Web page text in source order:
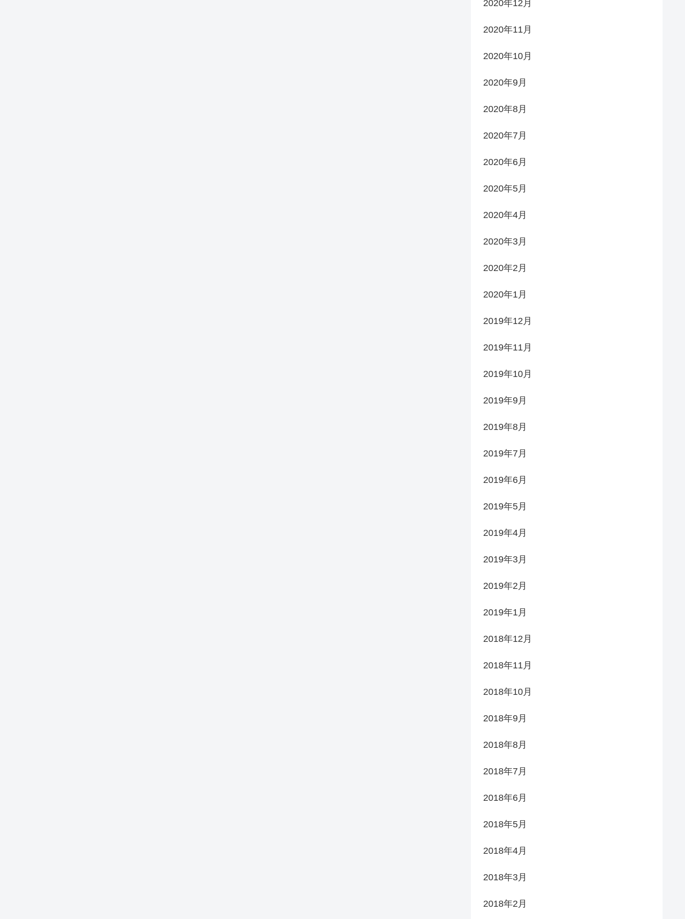
2020年12月
2020年11月
2020年10月
2020年9月
2020年8月
2020年7月
2020年6月
2020年5月
2020年4月
2020年3月
2020年2月
2020年1月
2019年12月
2019年11月
2019年10月
2019年9月
2019年8月
2019年7月
2019年6月
2019年5月
2019年4月
2019年3月
2019年2月
2019年1月
2018年12月
2018年11月
2018年10月
2018年9月
2018年8月
2018年7月
2018年6月
2018年5月
2018年4月
2018年3月
2018年2月